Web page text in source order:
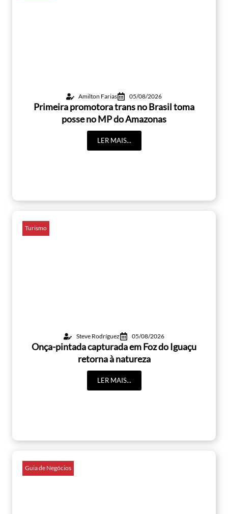
Amilton Farias 05/08/2026
Primeira promotora trans no Brasil toma
posse no MP do Amazonas
LER MAIS...
Turismo
Steve Rodríguez 05/08/2026
Onça-pintada capturada em Foz do Iguaçu
retorna à natureza
LER MAIS...
Guia de Negócios